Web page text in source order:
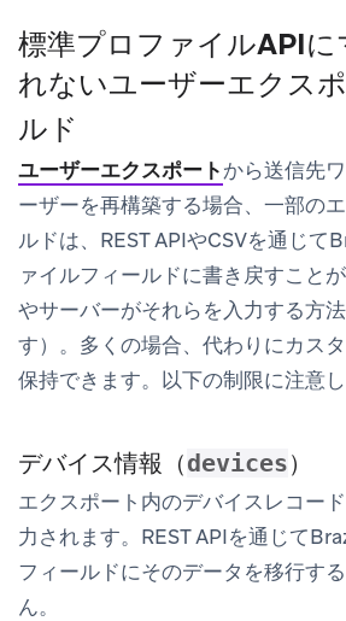
標準プロファイルAPIに
れないユーザーエクス
ルド
ユーザーエクスポートから送信先
ーザーを再構築する場合、一部の
ルドは、REST APIやCSVを通じて
ァイルフィールドに書き戻すこと
やサーバーがそれらを入力する方
す）。多くの場合、代わりにカス
保持できます。以下の制限に注意し
デバイス情報（devices）
エクスポート内のデバイスレコー
力されます。REST APIを通じて
フィールドにそのデータを移行す
ん。